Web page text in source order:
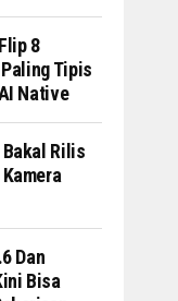
8
Tipis
Native
Bakal Rilis
Dan
Bisa